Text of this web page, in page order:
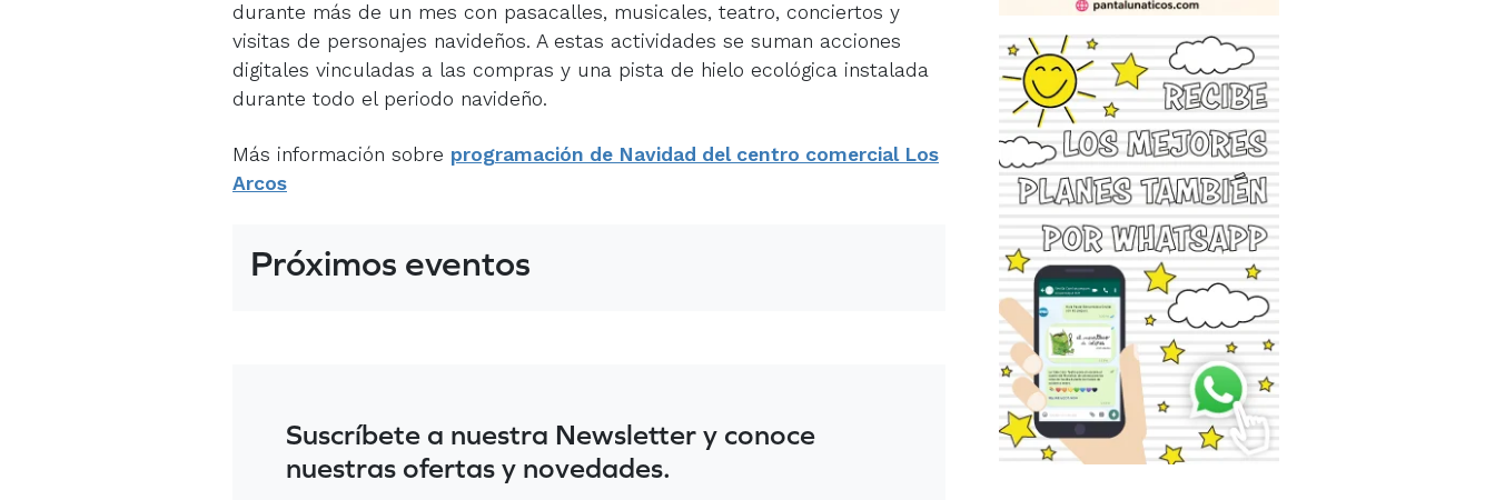
durante más de un mes con pasacalles, musicales, teatro, conciertos y
visitas de personajes navideños. A estas actividades se suman acciones
digitales vinculadas a las compras y una pista de hielo ecológica instalada
durante todo el periodo navideño.
Más información sobre programación de Navidad del centro comercial Los
Arcos
Próximos eventos
Suscríbete a nuestra Newsletter y conoce
nuestras ofertas y novedades.